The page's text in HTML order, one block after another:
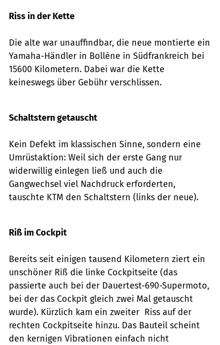
Riss in der Kette
Die alte war unauffindbar, die neue montierte ein
Yamaha-Händler in Bollène in Südfrankreich bei
15600 Kilometern. Dabei war die Kette
keineswegs über Gebühr verschlissen.
Schaltstern getauscht
Kein Defekt im klassischen Sinne, sondern eine
Umrüstaktion: Weil sich der erste Gang nur
widerwillig einlegen ließ und auch die
Gangwechsel viel Nachdruck erforderten,
tauschte KTM den Schaltstern (links der neue).
Riß im Cockpit
Bereits seit einigen tausend Kilometern ziert ein
unschöner Riß die linke Cockpitseite (das
passierte auch bei der Dauertest-690-Supermoto,
bei der das Cockpit gleich zwei Mal getauscht
wurde). Kürzlich kam ein zweiter Riss auf der
rechten Cockpitseite hinzu. Das Bauteil scheint
den kernigen Vibrationen einfach nicht